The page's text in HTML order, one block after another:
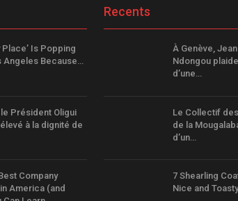
Place’ Is Popping
Angeles Because…
le Président Oligui
à la dignité de
Company
America (and
Recents
À Genève,
Ndongou
d’une…
Le Collectif
de la
d’un…
7 Shearling
Nice and